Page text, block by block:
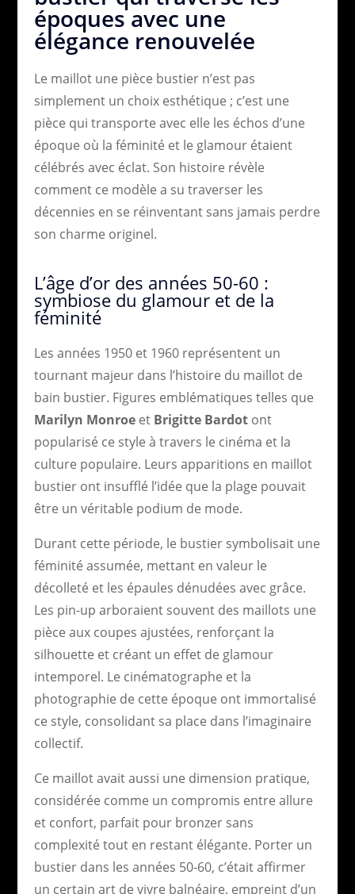
époques avec une
élégance renouvelée
Le maillot une pièce bustier n’est pas
simplement un choix esthétique ; c’est une
pièce qui transporte avec elle les échos d’une
époque où la féminité et le glamour étaient
célébrés avec éclat. Son histoire révèle
comment ce modèle a su traverser les
décennies en se réinventant sans jamais perdre
son charme originel.
L’âge d’or des années 50-60 :
symbiose du glamour et de la
féminité
Les années 1950 et 1960 représentent un
tournant majeur dans l’histoire du maillot de
bain bustier. Figures emblématiques telles que
Marilyn Monroeet Brigitte Bardotont
popularisé ce style à travers le cinéma et la
culture populaire. Leurs apparitions en maillot
bustier ont insufflé l’idée que la plage pouvait
être un véritable podium de mode.
Durant cette période, le bustier symbolisait une
féminité assumée, mettant en valeur le
décolleté et les épaules dénudées avec grâce.
Les pin-up arboraient souvent des maillots une
pièce aux coupes ajustées, renforçant la
silhouette et créant un effet de glamour
intemporel. Le cinématographe et la
photographie de cette époque ont immortalisé
ce style, consolidant sa place dans l’imaginaire
collectif.
Ce maillot avait aussi une dimension pratique,
considérée comme un compromis entre allure
et confort, parfait pour bronzer sans
complexité tout en restant élégante. Porter un
bustier dans les années 50-60, c’était affirmer
un certain art de vivre balnéaire, empreint d’un